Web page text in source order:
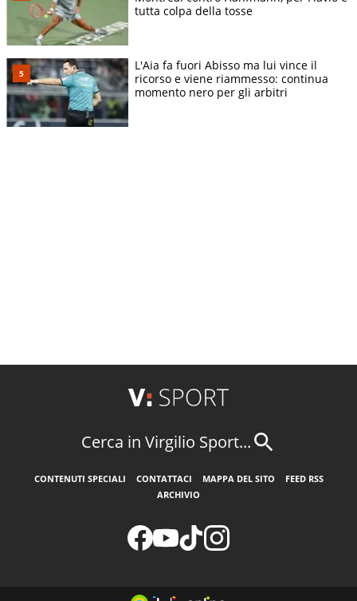
tutta colpa della tosse
L'Aia fa fuori Abisso ma lui vince il
ricorso e viene riammesso: continua
momento nero per gli arbitri
Cerca in Virgilio Sport...
CONTENUTI SPECIALI CONTATTACI MAPPA DEL SITO
FEED RSS
ARCHIVIO